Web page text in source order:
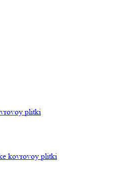
plitki
kovrovoy plitki